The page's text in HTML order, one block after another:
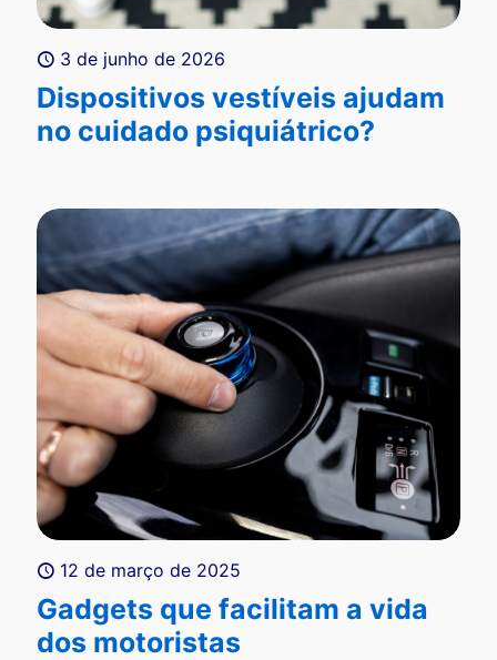
3 de junho de 2026
Dispositivos vestíveis ajudam
no cuidado psiquiátrico?
12 de março de 2025
Gadgets que facilitam a vida
dos motoristas